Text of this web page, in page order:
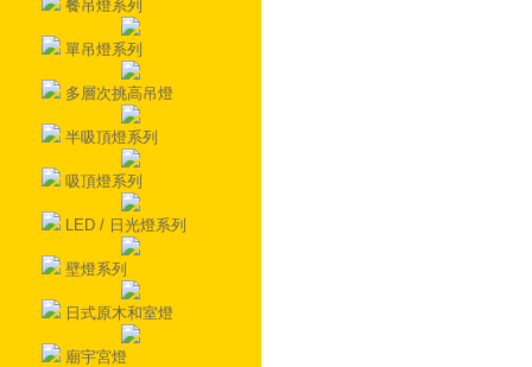
餐吊燈系列
單吊燈系列
多層次挑高吊燈
半吸頂燈系列
吸頂燈系列
LED / 日光燈系列
壁燈系列
日式原木和室燈
廟宇宮燈